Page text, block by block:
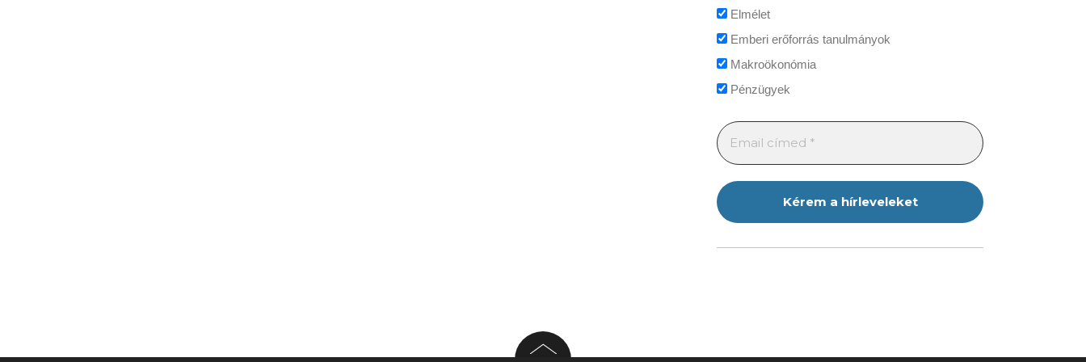
Elmélet
Emberi erőforrás tanulmányok
Makroökonómia
Pénzügyek